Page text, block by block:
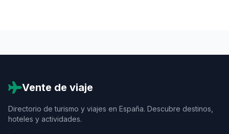
Vente de viaje
Directorio de turismo y viajes en España. Descubre destinos,
hoteles y actividades.